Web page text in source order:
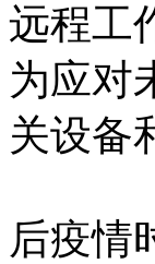
远程工
为应对
关设备
后疫情